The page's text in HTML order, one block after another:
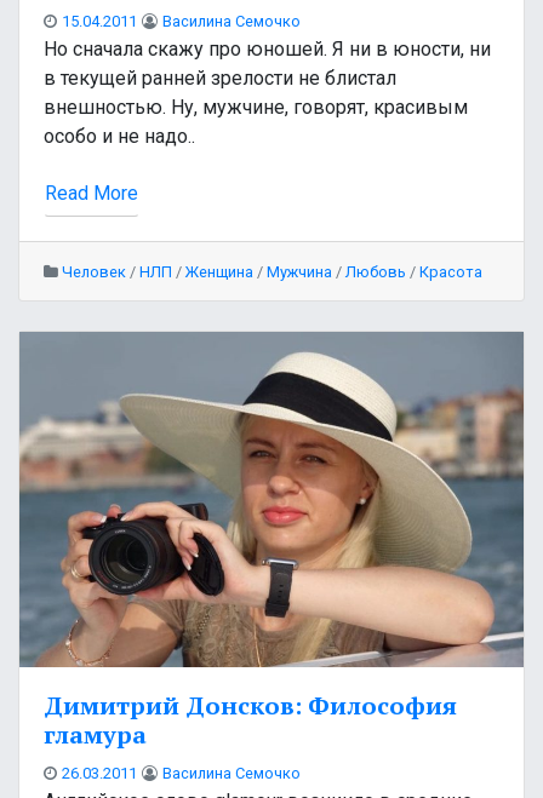
15.04.2011 Василина Семочко
Но сначала скажу про юношей. Я ни в юности, ни
в текущей ранней зрелости не блистал
внешностью. Ну, мужчине, говорят, красивым
особо и не надо..
Read More
Человек / НЛП / Женщина / Мужчина / Любовь / Красота
Димитрий Донсков: Философия
гламура
26.03.2011 Василина Семочко